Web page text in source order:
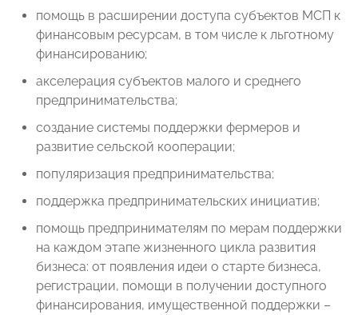
помощь в расширении доступа субъектов МСП к
финансовым ресурсам, в том числе к льготному
финансированию;
акселерация субъектов малого и среднего
предпринимательства;
создание системы поддержки фермеров и
развитие сельской кооперации;
популяризация предпринимательства;
поддержка предпринимательских инициатив;
помощь предпринимателям по мерам поддержки
на каждом этапе жизненного цикла развития
бизнеса: от появления идеи о старте бизнеса,
регистрации, помощи в получении доступного
финансирования, имущественной поддержки –